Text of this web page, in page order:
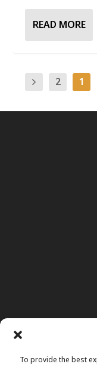
To provide the best
READ MORE
1
2